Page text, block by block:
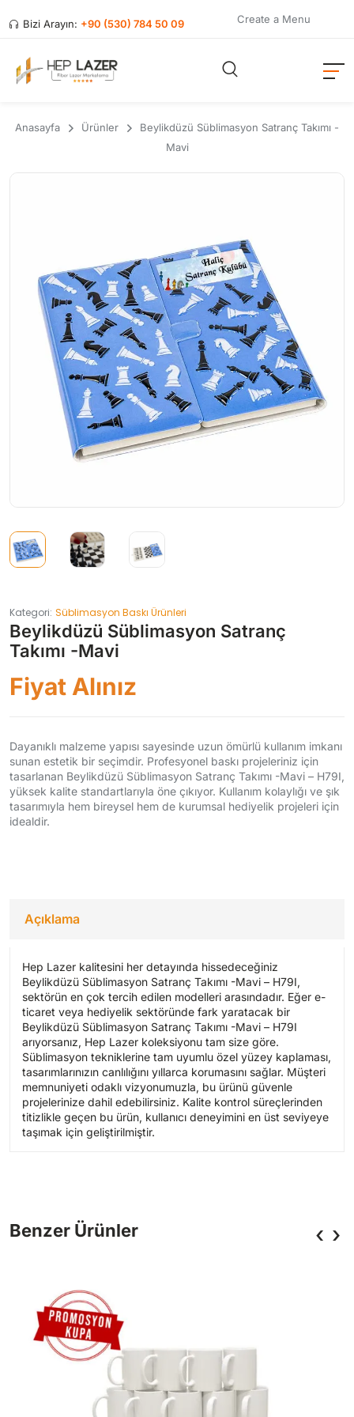
Bizi Arayın: +90 (530) 784 50 09 Create a Menu
Anasayfa Ürünler
Beylikdüzü Süblimasyon Satranç Takımı -
Mavi
Kategori: Süblimasyon Baskı Ürünleri
Beylikdüzü Süblimasyon Satranç
Takımı -Mavi
Fiyat Alınız
Dayanıklı malzeme yapısı sayesinde uzun ömürlü kullanım imkanı
sunan estetik bir seçimdir. Profesyonel baskı projeleriniz için
tasarlanan Beylikdüzü Süblimasyon Satranç Takımı -Mavi – H79I,
yüksek kalite standartlarıyla öne çıkıyor. Kullanım kolaylığı ve şık
tasarımıyla hem bireysel hem de kurumsal hediyelik projeleri için
idealdir.
Açıklama
Hep Lazer kalitesini her detayında hissedeceğiniz
Beylikdüzü Süblimasyon Satranç Takımı -Mavi – H79I,
sektörün en çok tercih edilen modelleri arasındadır. Eğer e-
ticaret veya hediyelik sektöründe fark yaratacak bir
Beylikdüzü Süblimasyon Satranç Takımı -Mavi – H79I
arıyorsanız, Hep Lazer koleksiyonu tam size göre.
Süblimasyon tekniklerine tam uyumlu özel yüzey kaplaması,
tasarımlarınızın canlılığını yıllarca korumasını sağlar. Müşteri
memnuniyeti odaklı vizyonumuzla, bu ürünü güvenle
projelerinize dahil edebilirsiniz. Kalite kontrol süreçlerinden
titizlikle geçen bu ürün, kullanıcı deneyimini en üst seviyeye
taşımak için geliştirilmiştir.
‹ ›